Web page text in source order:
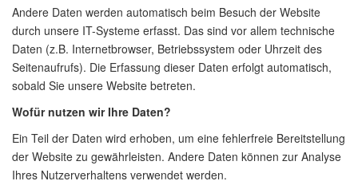
Andere Daten werden automatisch beim Besuch der Website
durch unsere IT-Systeme erfasst. Das sind vor allem technische
Daten (z.B. Internetbrowser, Betriebssystem oder Uhrzeit des
Seitenaufrufs). Die Erfassung dieser Daten erfolgt automatisch,
sobald Sie unsere Website betreten.
Wofür nutzen wir Ihre Daten?
Ein Teil der Daten wird erhoben, um eine fehlerfreie Bereitstellung
der Website zu gewährleisten. Andere Daten können zur Analyse
Ihres Nutzerverhaltens verwendet werden.